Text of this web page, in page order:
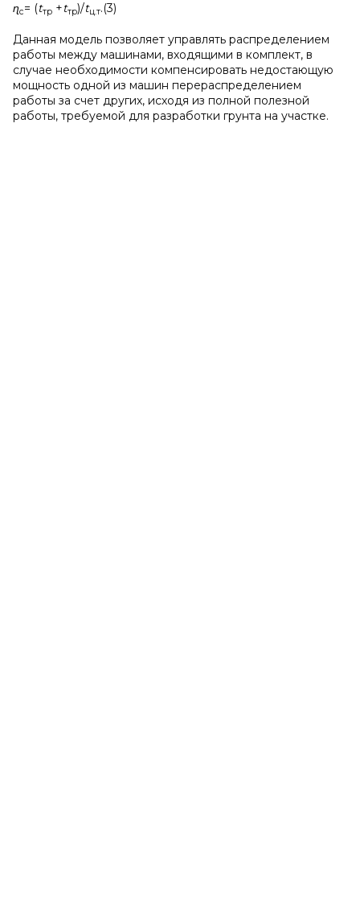
ɳс= (tтр +tтр)/tц.т.(3)
Данная модель позволяет управлять распределением
работы между машинами, входящими в комплект, в
случае необходимости компенсировать недостающую
мощность одной из машин перераспределением
работы за счет других, исходя из полной полезной
работы, требуемой для разработки грунта на участке.